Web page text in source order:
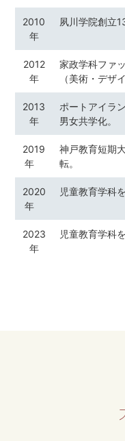
2010
年
夙川学院創立
2012
年
家政学科ファ
（美術・デザ
2013
年
ポートアイラ
男女共学化。
2019
年
神戸教育短期
転。
2020
年
児童教育学科
2023
年
児童教育学科